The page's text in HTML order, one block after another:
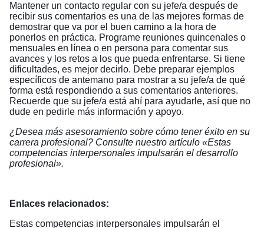
Mantener un contacto regular con su jefe/a después de
recibir sus comentarios es una de las mejores formas de
demostrar que va por el buen camino a la hora de
ponerlos en práctica. Programe reuniones quincenales o
mensuales en línea o en persona para comentar sus
avances y los retos a los que pueda enfrentarse. Si tiene
dificultades, es mejor decirlo. Debe preparar ejemplos
específicos de antemano para mostrar a su jefe/a de qué
forma está respondiendo a sus comentarios anteriores.
Recuerde que su jefe/a está ahí para ayudarle, así que no
dude en pedirle más información y apoyo.
¿Desea más asesoramiento sobre cómo tener éxito en su
carrera profesional? Consulte nuestro artículo «Estas
competencias interpersonales impulsarán el desarrollo
profesional».
Enlaces relacionados:
Estas competencias interpersonales impulsarán el